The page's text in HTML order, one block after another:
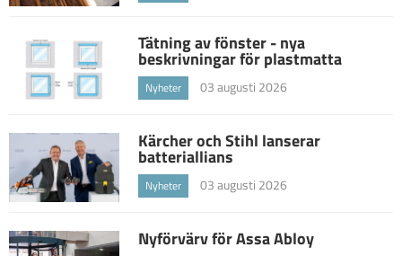
Tätning av fönster - nya
beskrivningar för plastmatta
Nyheter 03 augusti 2026
Kärcher och Stihl lanserar
batteriallians
Nyheter 03 augusti 2026
Nyförvärv för Assa Abloy